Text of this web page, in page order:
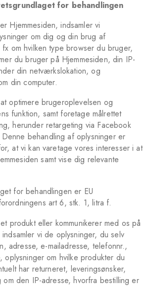
for behandlingen
Hjemmesiden, indsamler vi
om dig og din brug af
fx om hvilken type browser du bruger,
du bruger på Hjemmesiden, din IP-
din netværkslokation, og
din computer.
optimere brugeroplevelsen og
funktion, samt foretage målrettet
herunder retargeting via Facebook
behandling af oplysninger er
at vi kan varetage vores interesser i at
samt vise dig relevante
for behandlingen er EU
art 6, stk. 1, litra f.
produkt eller kommunikerer med os på
vi de oplysninger, du selv
adresse, e-mailadresse, telefonnr.,
oplysninger om hvilke produkter du
har returneret, leveringsønsker,
om den IP-adresse, hvorfra bestilling er